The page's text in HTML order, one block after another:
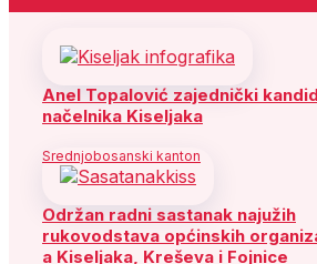
Anel Topalović zajednički
načelnika Kiseljaka
Srednjobosanski kanton
Održan radni sastanak najužih
rukovodstava općinskih
a Kiseljaka, Kreševa i Fojnice